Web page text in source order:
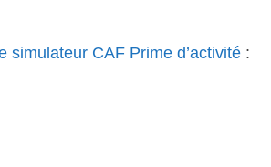
simulateur CAF Prime d’activité :